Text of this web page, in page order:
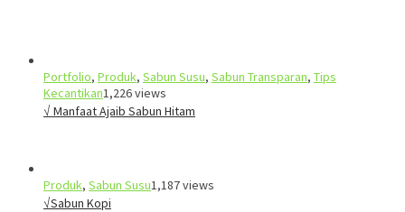
Portfolio, Produk, Sabun Susu, Sabun Transparan, Tips
Kecantikan1,226 views
√ Manfaat Ajaib Sabun Hitam
Produk, Sabun Susu1,187 views
√Sabun Kopi